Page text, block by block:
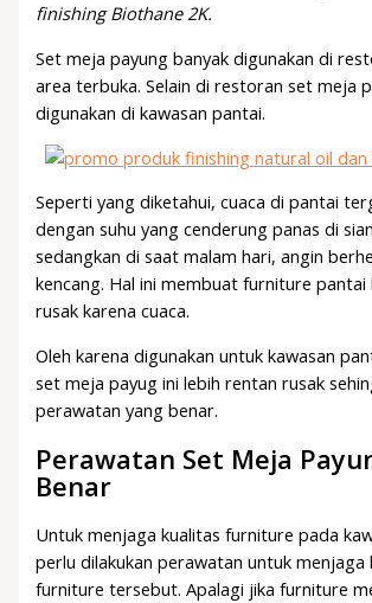
finishing Biothane 2K.
Set meja payung banyak digunakan di
area terbuka. Selain di restoran set meja
digunakan di kawasan pantai.
Seperti yang diketahui, cuaca di pantai
dengan suhu yang cenderung panas di
sedangkan di saat malam hari, angin
kencang. Hal ini membuat furniture pantai
rusak karena cuaca.
Oleh karena digunakan untuk kawasan
set meja payug ini lebih rentan rusak
perawatan yang benar.
Perawatan Set Meja
Benar
Untuk menjaga kualitas furniture pada
perlu dilakukan perawatan untuk menjaga
furniture tersebut. Apalagi jika furniture